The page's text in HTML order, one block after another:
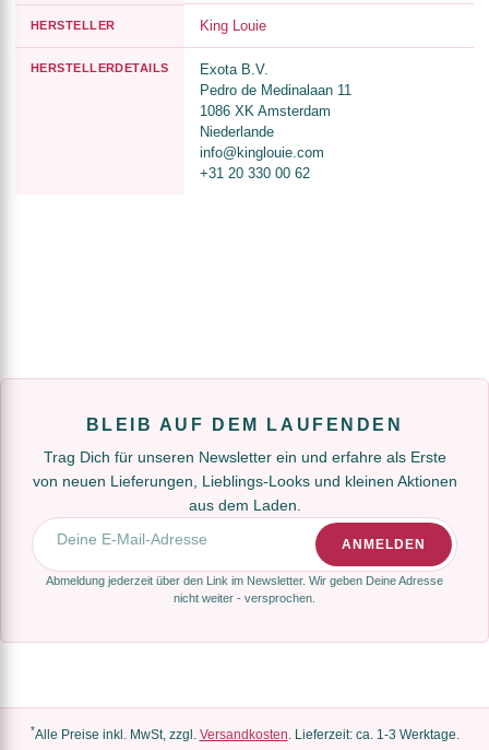
HERSTELLER King Louie
HERSTELLERDETAILS
Exota B.V.
Pedro de Medinalaan 11
1086 XK Amsterdam
Niederlande
info@kinglouie.com
+31 20 330 00 62
BLEIB AUF DEM LAUFENDEN
Trag Dich für unseren Newsletter ein und erfahre als Erste
von neuen Lieferungen, Lieblings-Looks und kleinen Aktionen
aus dem Laden.
E-Mail-Adresse
ANMELDEN
Abmeldung jederzeit über den Link im Newsletter. Wir geben Deine Adresse
nicht weiter - versprochen.
*Alle Preise inkl. MwSt, zzgl. Versandkosten. Lieferzeit: ca. 1-3 Werktage.